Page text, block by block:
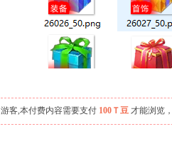
游客,本付费内容需要支付 100Ｔ豆 才能浏览